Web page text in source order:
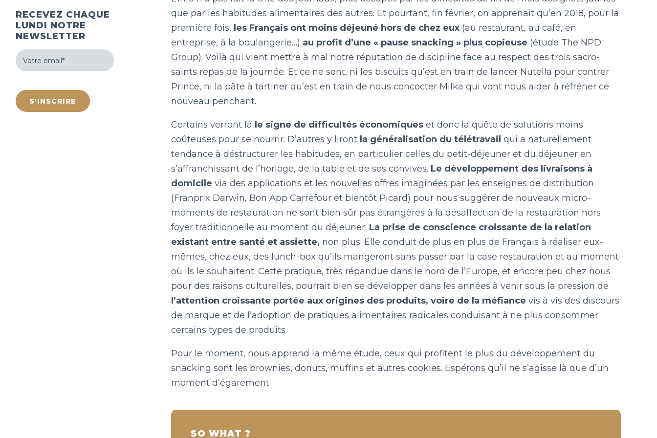
LE BILLET DU LUNDI
CONTACT
RECEVEZ CHAQUE
LUNDI NOTRE
NEWSLETTER
Votre
email
(Nécessaire)
que par les habitudes alimentaires des autres. Et pourtant, fin février, on apprenait qu’en 2018, pour la
première fois, les Français ont moins déjeuné hors de chez eux (au restaurant, au café, en
entreprise, à la boulangerie…) au profit d’une « pause snacking » plus copieuse (étude The NPD
Group). Voilà qui vient mettre à mal notre réputation de discipline face au respect des trois sacro-
saints repas de la journée. Et ce ne sont, ni les biscuits qu’est en train de lancer Nutella pour contrer
Prince, ni la pâte à tartiner qu’est en train de nous concocter Milka qui vont nous aider à réfréner ce
nouveau penchant.
Certains verront là le signe de difficultés économiques et donc la quête de solutions moins
coûteuses pour se nourrir. D’autres y liront la généralisation du télétravail qui a naturellement
tendance à déstructurer les habitudes, en particulier celles du petit-déjeuner et du déjeuner en
s’affranchissant de l’horloge, de la table et de ses convives. Le développement des livraisons à
domicile via des applications et les nouvelles offres imaginées par les enseignes de distribution
(Franprix Darwin, Bon App Carrefour et bientôt Picard) pour nous suggérer de nouveaux micro-
moments de restauration ne sont bien sûr pas étrangères à la désaffection de la restauration hors
foyer traditionnelle au moment du déjeuner. La prise de conscience croissante de la relation
existant entre santé et assiette, non plus. Elle conduit de plus en plus de Français à réaliser eux-
mêmes, chez eux, des lunch-box qu’ils mangeront sans passer par la case restauration et au moment
où ils le souhaitent. Cette pratique, très répandue dans le nord de l’Europe, et encore peu chez nous
pour des raisons culturelles, pourrait bien se développer dans les années à venir sous la pression de
l’attention croissante portée aux origines des produits, voire de la méfiance vis à vis des discours
de marque et de l’adoption de pratiques alimentaires radicales conduisant à ne plus consommer
certains types de produits.
Pour le moment, nous apprend la même étude, ceux qui profitent le plus du développement du
snacking sont les brownies, donuts, muffins et autres cookies. Espérons qu’il ne s’agisse là que d’un
moment d’égarement.
SO WHAT ?